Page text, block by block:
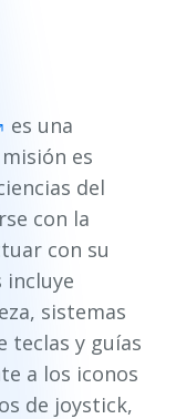
es una
es
del
con la
con su
incluye
sistemas
teclas y guías
a los iconos
de joystick,